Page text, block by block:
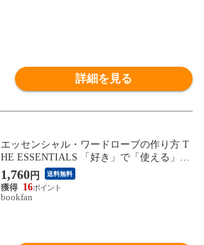
詳細を見る
エッセンシャル・ワードローブの作り方 T
HE ESSENTIALS 「好き」で「使える」服
は10年で10着/森明子
1,760円 送料無料
16
bookfan